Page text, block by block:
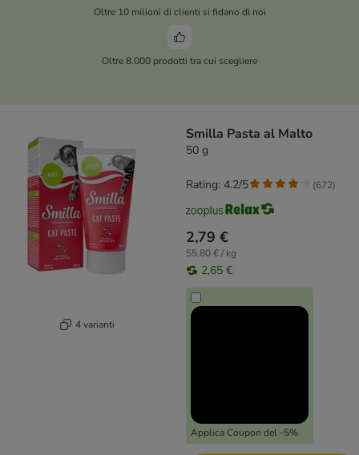
Oltre 10 milioni di clienti si fidano di noi
Oltre 8.000 prodotti tra cui scegliere
4 varianti
Smilla Pasta al Malto
50 g
2,79 €
55,80 € / kg
2,65 €
Applica Coupon del -5%
Rating: 4.2/5 (672)